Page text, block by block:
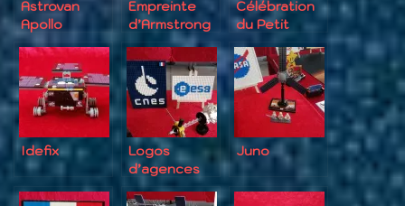
Astrovan
Apollo
Empreinte
d’Armstrong
Célébration
du Petit
Idefix
Logos
d’agences
spatiales
Juno